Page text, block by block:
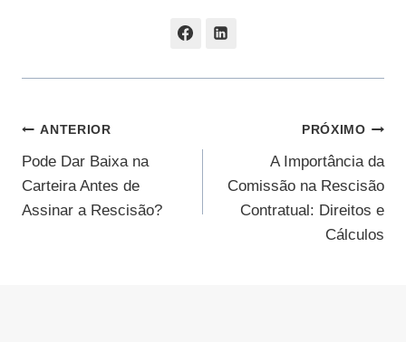
Navegação
De
Post
ANTERIOR
Pode Dar Baixa na
Carteira Antes de
Assinar a Rescisão?
PRÓXIMO
A Importância da
Comissão na Rescisão
Contratual: Direitos e
Cálculos